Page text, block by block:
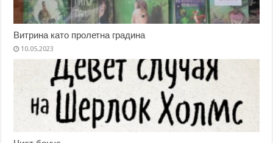
Витрина като пролетна градина
10.05.2023